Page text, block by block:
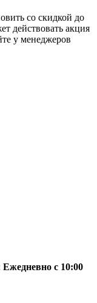
со скидкой до
действовать акция
у менеджеров
Ежедневно с 10:00